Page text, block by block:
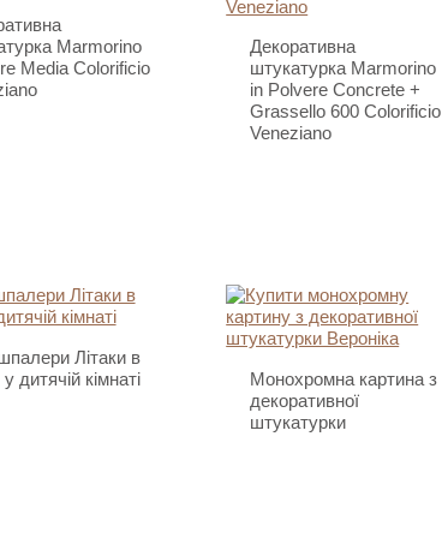
Marmorino
Media Colorificio
Декоративна
штукатурка Marmorino
in Polvere Concrete +
Grassello 600 Colorificio
Veneziano
Літаки в
дитячій кімнаті
Монохромна картина з
декоративної
штукатурки